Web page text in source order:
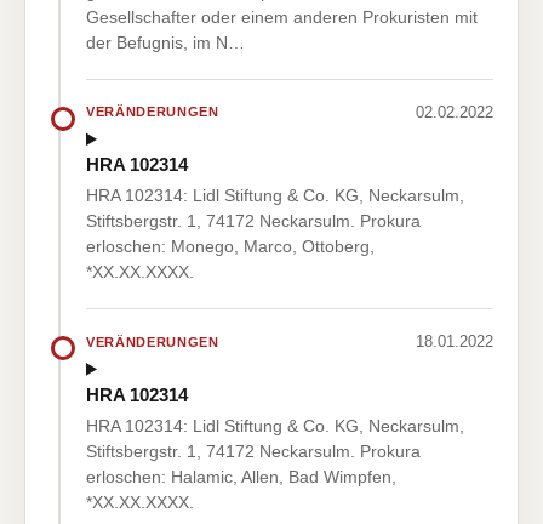
Gesellschafter oder einem anderen Prokuristen mit
der Befugnis, im N…
VERÄNDERUNGEN 02.02.2022
HRA 102314
HRA 102314: Lidl Stiftung & Co. KG, Neckarsulm,
Stiftsbergstr. 1, 74172 Neckarsulm. Prokura
erloschen: Monego, Marco, Ottoberg,
*XX.XX.XXXX.
VERÄNDERUNGEN 18.01.2022
HRA 102314
HRA 102314: Lidl Stiftung & Co. KG, Neckarsulm,
Stiftsbergstr. 1, 74172 Neckarsulm. Prokura
erloschen: Halamic, Allen, Bad Wimpfen,
*XX.XX.XXXX.